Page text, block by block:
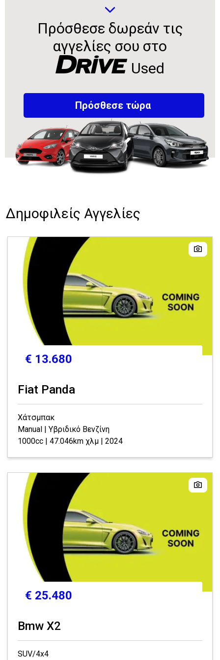
Πρόσθεσε δωρεάν τις
αγγελίες σου στο
Used
Πρόσθεσε τώρα
Δημοφιλείς Αγγελίες
€ 13.680
Fiat Panda
Χάτσμπακ
Manual | Υβριδικό Βενζίνη
1000cc | 47.046km χλμ | 2024
€ 25.480
Bmw X2
SUV/4x4